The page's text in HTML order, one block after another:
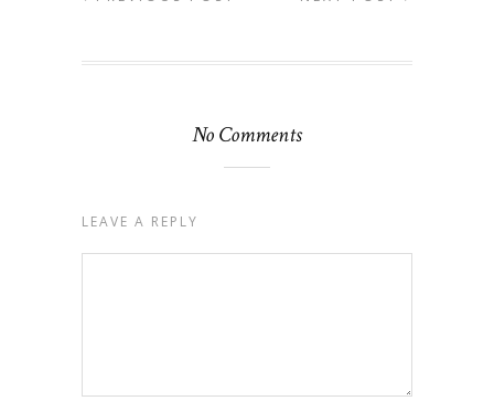
No Comments
LEAVE A REPLY